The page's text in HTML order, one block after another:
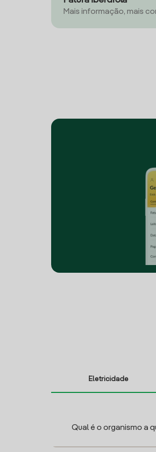
Mais informação, mais
Eletricidade
Qual é o organismo a